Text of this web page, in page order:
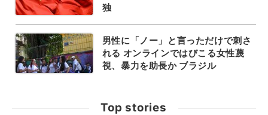
独
男性に「ノー」と言っただけで刺さ
れる オンラインではびこる女性蔑
視、暴力を助長か ブラジル
Top stories